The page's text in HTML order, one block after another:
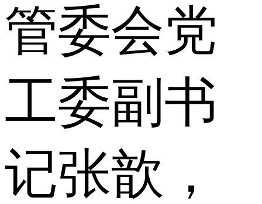
管委会党
工委副书
记张歆，